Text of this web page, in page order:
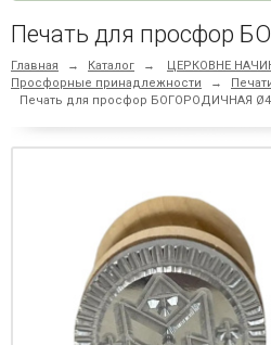
Главная → Каталог → ЦЕРКОВНЕ
Просфорные принадлежности
→
Печать для просфор БОГОРОДИЧНАЯ